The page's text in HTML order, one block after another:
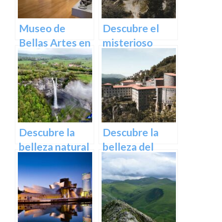
Euskadi
Museo de
Bellas Artes en
Bilbao:
Descubre una
colección única
de obras
maestras
Descubre el
misterioso
Castillo de
Butrón
Descubre la
belleza natural
de Gujuli en
Álava, un
paraíso
escondido en el
Descubre la
belleza del
Santuario de
Arantzazu en
Guipuzcoa –
Guía turística y
cultural